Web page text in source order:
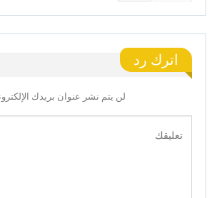
اترك رد
لن يتم نشر عنوان بريدك